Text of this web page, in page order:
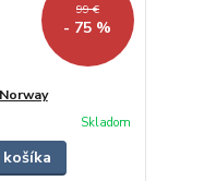
99 €
- 75 %
Skladom